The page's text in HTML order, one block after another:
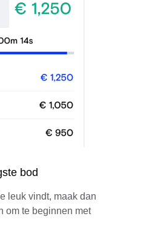
bod
leuk vindt, maak dan
om te beginnen met